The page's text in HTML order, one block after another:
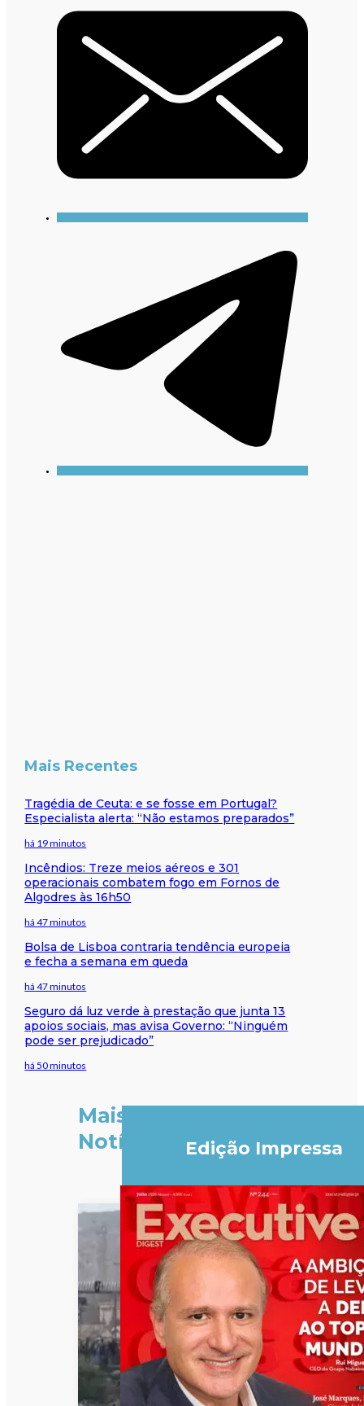
Mais Recentes
Tragédia de Ceuta: e se fosse em Portugal?
Especialista alerta: “Não estamos preparados”
há 19 minutos
Incêndios: Treze meios aéreos e 301
operacionais combatem fogo em Fornos de
Algodres às 16h50
há 47 minutos
Bolsa de Lisboa contraria tendência europeia
e fecha a semana em queda
há 47 minutos
Seguro dá luz verde à prestação que junta 13
apoios sociais, mas avisa Governo: “Ninguém
pode ser prejudicado”
há 50 minutos
Mais
Notícias
Edição Impressa